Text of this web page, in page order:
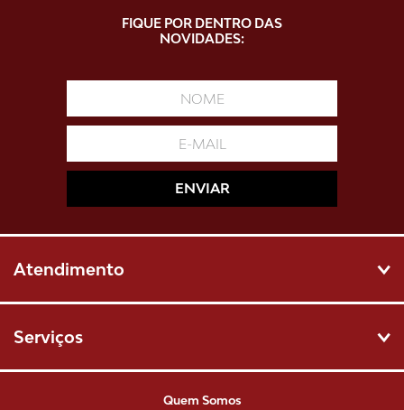
☆
Classificação média: 0 (0 avaliações)
Faça login para escrever uma avaliação.
Todos
Nenhuma avaliação
FIQUE POR DENTRO DAS
NOVIDADES:
ENVIAR
Atendimento
Serviços
Quem Somos